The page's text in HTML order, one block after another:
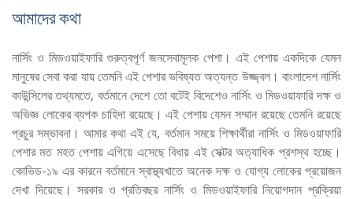
আমাদের কথা
নার্সিং ও মিডওয়াইফারি গুরুত্বপূর্ণ জনসেবামূলক পেশা। এই পেশায় একদিকে যেমন
মানুষের সেবা করা যায় তেমনি এই পেশার ভবিষ্যত অত্যন্ত উজ্জ্বল। বাংলাদেশ নার্সিং
কাউন্সিলের তথ্যমতে, বর্তমানে দেশে তো বটেই বিদেশেও নার্সিং ও মিডওয়াফারি দক্ষ ও
অভিজ্ঞ লোকের ব্যপক চাহিদা রয়েছে। এই পেশায় যেমন সম্মান রয়েছে তেমনি রয়েছে
প্রচুর সম্ভাবনা। আমার কথা এই যে, বর্তমান সময়ে শিক্ষার্থীরা নার্সিং ও মিডওয়াফারি
পেশার মত মহত পেশায় এগিয়ে এসেছে বিধায় এই সেক্টর অত্যাধিক প্রশস্থ হচ্ছে।
কোভিড-১৯ এর কারনে বর্তমানে স্বাস্থ্যখাতে অনেক দক্ষ ও যোগ্য লোকের প্রয়োজন
দেখা দিয়েছে। সরকার ও প্রতিবছর নার্সিং ও মিডওয়াইফারি নিয়োগদান প্রক্রিয়া